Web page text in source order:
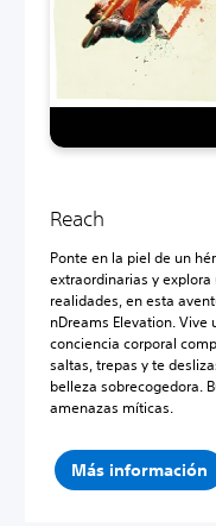
Reach
Ponte en la piel de un
extraordinarias y
realidades, en esta
nDreams Elevation.
conciencia corporal
saltas, trepas y te
belleza sobrecogedora.
amenazas míticas.
Más información